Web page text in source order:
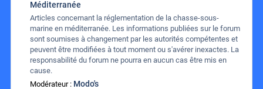
Méditerranée
Articles concernant la réglementation de la chasse-sous-
marine en méditerranée. Les informations publiées sur le forum
sont soumises à changement par les autorités compétentes et
peuvent être modifiées à tout moment ou s'avérer inexactes. La
responsabilité du forum ne pourra en aucun cas être mis en
cause.
Modérateur : Modo's